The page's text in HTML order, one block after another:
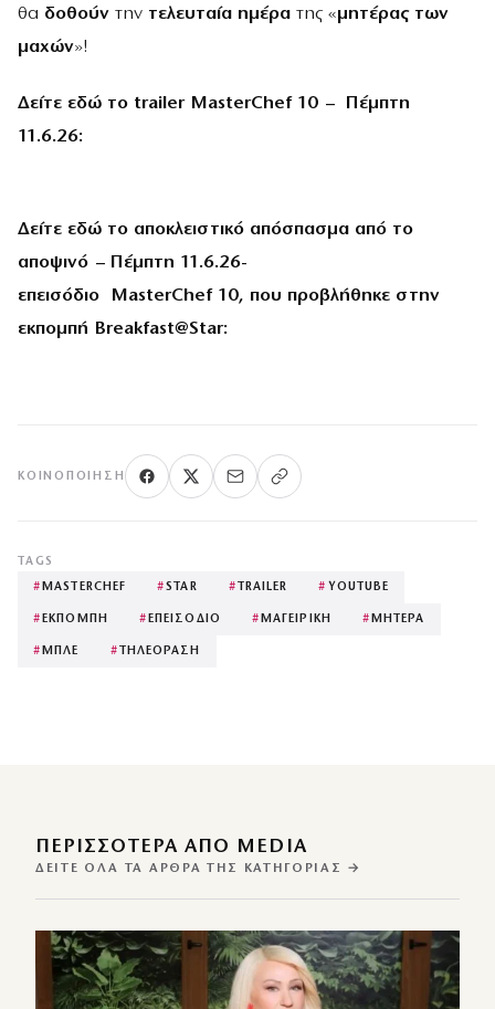
θα δοθούν την τελευταία ημέρα της «μητέρας των
μαχών»!
Δείτε εδώ το trailer MasterChef10 – Πέμπτη
11.6.26:
Δείτε εδώ το αποκλειστικό απόσπασμα από το
αποψινό – Πέμπτη 11.6.26-
επεισόδιο
MasterChef10, που προβλήθηκε στην
εκπομπή Breakfast@Star:
ΚΟΙΝΟΠΟΊΗΣΗ
TAGS
#MASTERCHEF #STAR # TRAILER # YOUTUBE
#ΕΚΠΟΜΠΗ #ΕΠΕΙΣΟΔΙΟ #ΜΑΓΕΙΡΙΚΗ #ΜΗΤΕΡΑ
#ΜΠΛΕ # ΤΗΛΕΟΡΑΣΗ
ΠΕΡΙΣΣΌΤΕΡΑ ΑΠΌ MEDIA
ΔΕΊΤΕ ΌΛΑ ΤΑ ΆΡΘΡΑ ΤΗΣ ΚΑΤΗΓΟΡΊΑΣ →